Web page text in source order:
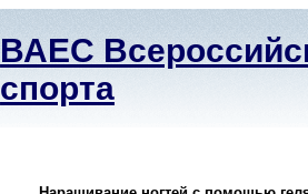
ВАЕС
спорта